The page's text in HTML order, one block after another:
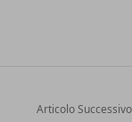
Articolo Successivo